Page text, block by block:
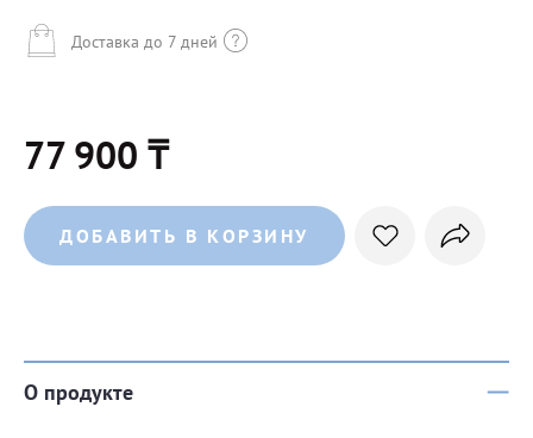
Доставка до 7 дней
77 900 ₸
ДОБАВИТЬ В КОРЗИНУ
О продукте